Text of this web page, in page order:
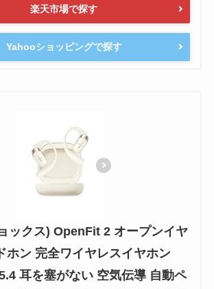
楽天市場で探す
Yahooショッピングで探す
ックス) OpenFit 2 オープンイヤ
ホン 完全ワイヤレスイヤホン
耳を塞がない 空気伝導 自動ペ